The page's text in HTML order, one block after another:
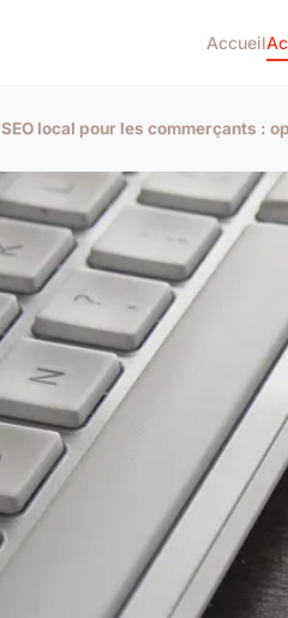
Accueil
SEO local pour les commerçants :